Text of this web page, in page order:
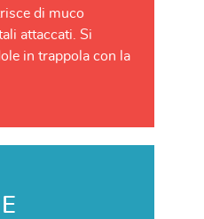
di muco
attaccati. Si
in trappola con la